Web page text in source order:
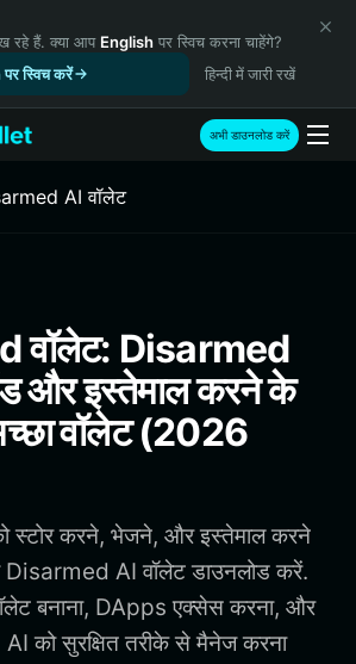
रहे हैं. क्या आप English पर स्विच करना चाहेंगे?
स्विच करें
हिन्दी में जारी रखें
अभी डाउनलोड करें
AI वॉलेट
वॉलेट: Disarmed
और इस्तेमाल करने के
वॉलेट (2026
स्टोर करने, भेजने, और इस्तेमाल करने
AI वॉलेट डाउनलोड करें.
बनाना, DApps एक्सेस करना, और
को सुरक्षित तरीके से मैनेज करना